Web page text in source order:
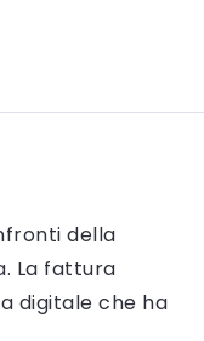
della
La fattura
digitale che ha